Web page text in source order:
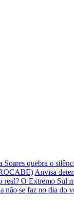
Soares quebra o
Anvisa
real? O Extremo Sul
não se faz no dia do